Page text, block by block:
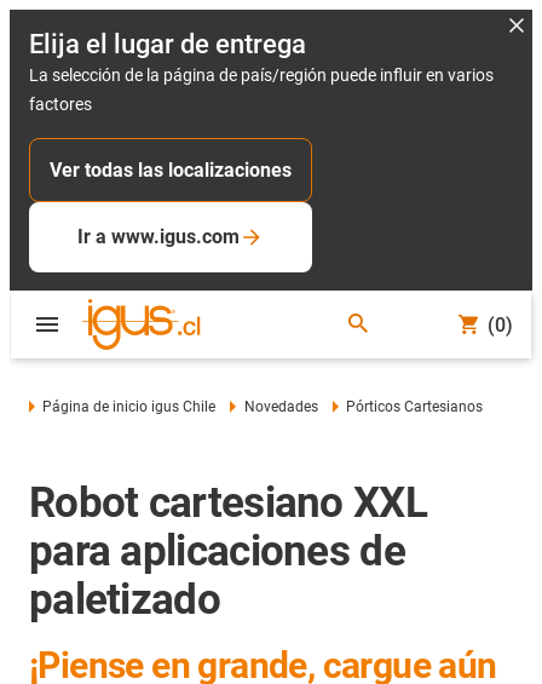
Elija el lugar de entrega
La selección de la página de país/región puede influir en varios
factores
Ver todas las localizaciones
Ir a www.igus.com
(0)
Página de inicio igus Chile Novedades Pórticos Cartesianos
Robot cartesiano XXL
para aplicaciones de
paletizado
¡Piense en grande, cargue aún